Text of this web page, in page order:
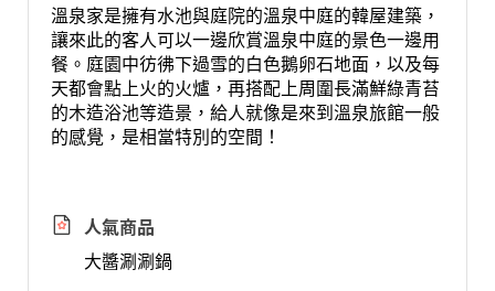
溫泉家是擁有水池與庭院的溫泉中庭的韓屋建築，
讓來此的客人可以一邊欣賞溫泉中庭的景色一邊用
餐。庭園中彷彿下過雪的白色鵝卵石地面，以及每
天都會點上火的火爐，再搭配上周圍長滿鮮綠青苔
的木造浴池等造景，給人就像是來到溫泉旅館一般
的感覺，是相當特別的空間！
人氣商品
大醬涮涮鍋